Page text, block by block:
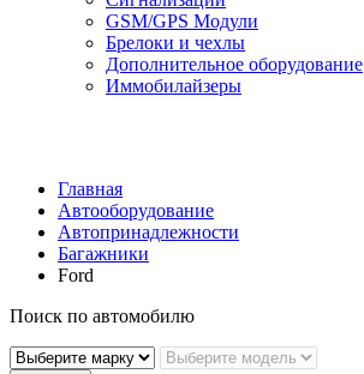
GSM/GPS Модули
Брелоки и чехлы
Дополнительное оборудование
Иммобилайзеры
Главная
Автооборудование
Автопринадлежности
Багажники
Ford
Поиск по автомобилю